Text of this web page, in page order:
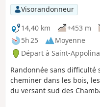
Visorandonneur
14,40 km
+453 m
5h 25
Moyenne
Départ à Saint-
Randonnée sans difficulté
cheminer dans les bois,
du versant sud des